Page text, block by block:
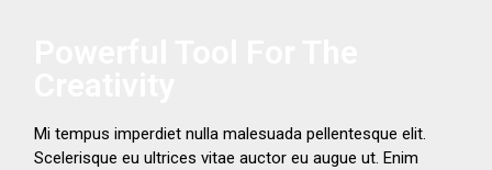
Mi tempus imperdiet nulla malesuada pellentesque elit.
Scelerisque eu ultrices vitae auctor eu augue ut. Enim